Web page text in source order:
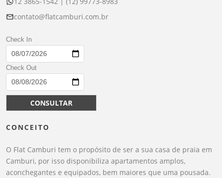
contato@flatcamburi.com.br
Check In
Check Out
CONSULTAR
CONCEITO
O Flat Camburi tem o propósito de ser a sua casa de praia em
Camburi, por isso disponibiliza apartamentos amplos,
aconchegantes e equipados, bem maiores que uma pousada.